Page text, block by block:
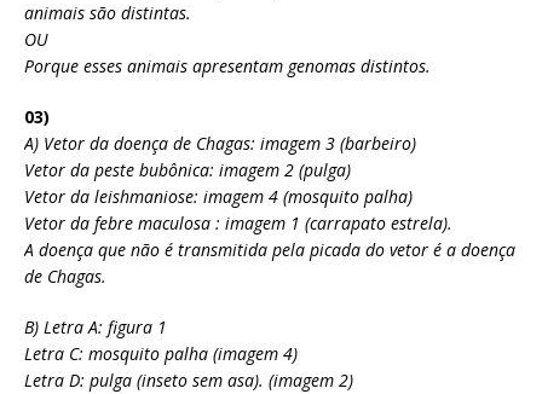
animais são distintas.
OU
Porque esses animais apresentam genomas distintos.
03)
A) Vetor da doença de Chagas: imagem 3 (barbeiro)
Vetor da peste bubônica: imagem 2 (pulga)
Vetor da leishmaniose: imagem 4 (mosquito palha)
Vetor da febre maculosa : imagem 1 (carrapato estrela).
A doença que não é transmitida pela picada do vetor é a doença
de Chagas.
B) Letra A: figura 1
Letra C: mosquito palha (imagem 4)
Letra D: pulga (inseto sem asa). (imagem 2)